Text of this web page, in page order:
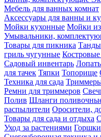
Мебель для ванных комнат
Аксессуары для ванны и
Мойки кухонные Мойки
Умывальники,
Товары для пикника
гриль чугунные
Садовый инвентарь
для тачек Тяпки Топорище
Техника для сада
Ремни для триммеров
Полив Шланги
распылители Оросители,
Товары для сада и отдыха
Уход за растениями